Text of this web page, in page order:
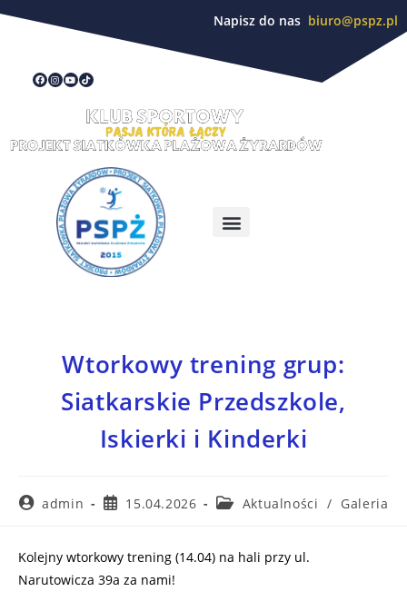
Napisz do nas biuro@pspz.pl
Wtorkowy trening grup:
Siatkarskie Przedszkole,
Iskierki i Kinderki
admin 15.04.2026 Aktualności / Galeria
Kolejny wtorkowy trening (14.04) na hali przy ul.
Narutowicza 39a za nami!